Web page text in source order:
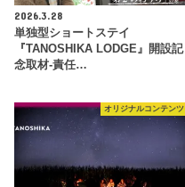
2026.3.28
単独型ショートステイ
『TANOSHIKA LODGE』開設記
念取材-責任…
オリジナルコンテンツ